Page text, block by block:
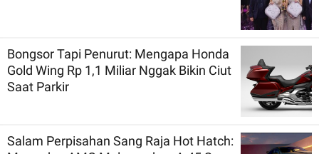
Bongsor Tapi Penurut: Mengapa Honda
Gold Wing Rp 1,1 Miliar Nggak Bikin Ciut
Saat Parkir
Salam Perpisahan Sang Raja Hot Hatch: